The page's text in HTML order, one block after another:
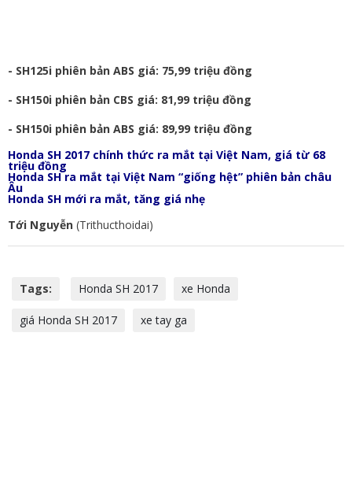
- SH125i phiên bản ABS giá: 75,99 triệu đồng
- SH150i phiên bản CBS giá: 81,99 triệu đồng
- SH150i phiên bản ABS giá: 89,99 triệu đồng
Honda SH 2017 chính thức ra mắt tại Việt Nam, giá từ 68
triệu đồng
Honda SH ra mắt tại Việt Nam “giống hệt” phiên bản châu
Âu
Honda SH mới ra mắt, tăng giá nhẹ
Tới Nguyễn (Trithucthoidai)
Tags: Honda SH 2017 xe Honda
giá Honda SH 2017 xe tay ga